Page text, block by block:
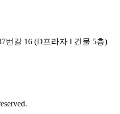
번길 16 (D프라자 I 건물 5층)